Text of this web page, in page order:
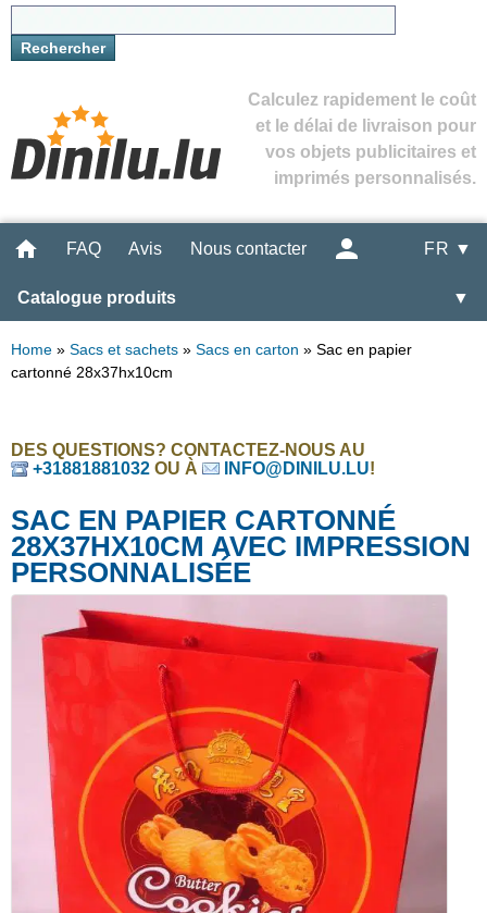
Calculez rapidement le coût
et le délai de livraison pour
vos objets publicitaires et
imprimés personnalisés.
FAQ Avis Nous contacter FR ▼
Catalogue produits ▼
Home » Sacs et sachets » Sacs en carton » Sac en papier
cartonné 28x37hx10cm
DES QUESTIONS? CONTACTEZ-NOUS AU
+31881881032 OU À INFO@DINILU.LU!
SAC EN PAPIER CARTONNÉ
28X37HX10CM AVEC IMPRESSION
PERSONNALISÉE